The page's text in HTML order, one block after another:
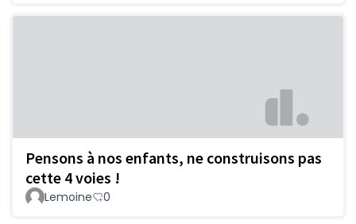
Pensons à nos enfants, ne construisons pas
cette 4 voies !
Lemoine 0